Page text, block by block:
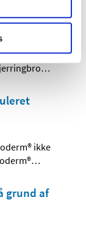
meddelt
…
ikke
…
grund af